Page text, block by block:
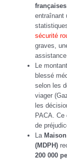
françaises
entraînant
sécurité
graves,
Le
blessé
selon les
viager
les
PACA. Ce
de
La
(MDPH)
200 000